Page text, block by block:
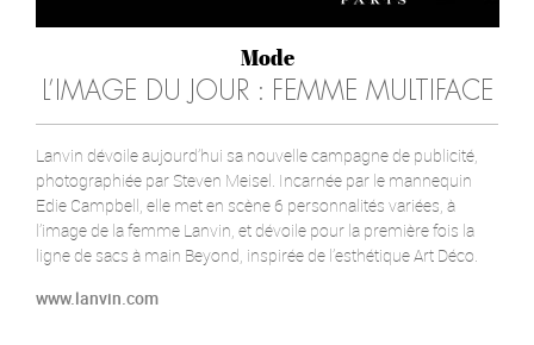
Mode
L’IMAGE DU JOUR : FEMME MULTIFACE
Lanvin dévoile aujourd’hui sa nouvelle campagne de publicité,
photographiée par Steven Meisel. Incarnée par le mannequin
Edie Campbell, elle met en scène 6 personnalités variées, à
l’image de la femme Lanvin, et dévoile pour la première fois la
ligne de sacs à main Beyond, inspirée de l’esthétique Art Déco.
www.lanvin.com